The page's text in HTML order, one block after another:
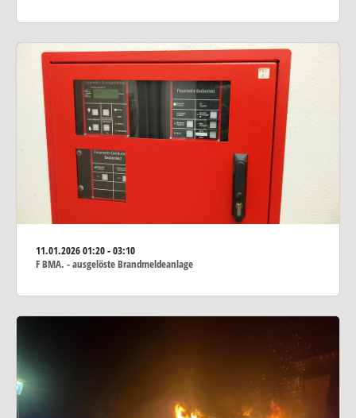
11.01.202601:20 - 03:10
F BMA. - ausgelöste Brandmeldeanlage